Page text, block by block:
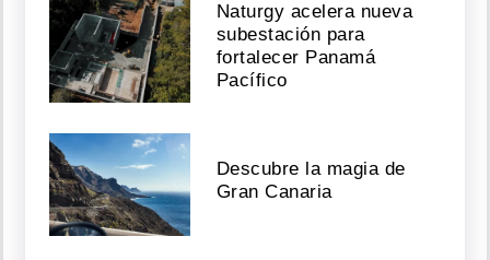
Naturgy acelera nueva
subestación para
fortalecer Panamá
Pacífico
Descubre la magia de
Gran Canaria